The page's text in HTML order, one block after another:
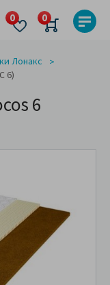
Лонакс
6)
6